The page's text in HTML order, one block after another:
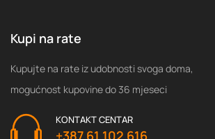
Kupi na rate
Kupujte na rate iz udobnosti svoga doma,
mogućnost kupovine do 36 mjeseci
KONTAKT CENTAR
+387 61 102 616